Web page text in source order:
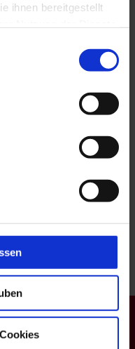
ihnen bereitgestellt
now for a
house!